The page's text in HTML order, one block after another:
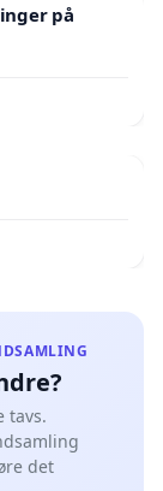
på
tavs.
det